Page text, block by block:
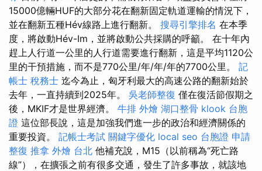
15000億輛HUF的大部分花在翻新固定軌道運輸的情況下，
並在翻新五種Hév線路上進行翻新。 搜尋引擎排名 在本季
度，將啟動Hév-Im，並將啟動公共採購的呼籲。 在十年內
趕上人行道一公里的人行道需要進行翻新，這是平均1120公
里的干預措施，而不是770公里/年/年/年的7700公里。 記
帳士 稅務士 迄今為止，匈牙利最大的高速公路的翻新始於
去年，一直持續到2025年。 吳老師整復 僅在復活節假期之
後，MKIF才是世界經濟。 牛排 外燴 湖口整骨 klook 台胞
證 這位部長說，這是加強我們進一步的政治和經濟關係的
重要投資。 記帳士考試 關鍵字優化 local seo 台胞證 申請
整復 推拿 外燴 台北 他補充說，M15（以前稱為“死亡路
線”），在擴張之前有很多交通，發生了許多事故，就該地